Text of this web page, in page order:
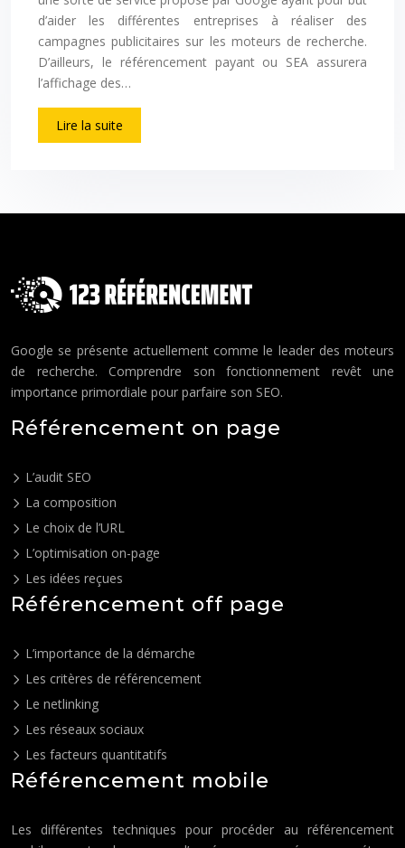
d’aider les différentes entreprises à réaliser des
campagnes publicitaires sur les moteurs de recherche.
D’ailleurs, le référencement payant ou SEA assurera
l’affichage des…
Lire la suite
Google se présente actuellement comme le leader des moteurs
de recherche. Comprendre son fonctionnement revêt une
importance primordiale pour parfaire son SEO.
Référencement on page
L’audit SEO
La composition
Le choix de l’URL
L’optimisation on-page
Les idées reçues
Référencement off page
L’importance de la démarche
Les critères de référencement
Le netlinking
Les réseaux sociaux
Les facteurs quantitatifs
Référencement mobile
Les différentes techniques pour procéder au référencement